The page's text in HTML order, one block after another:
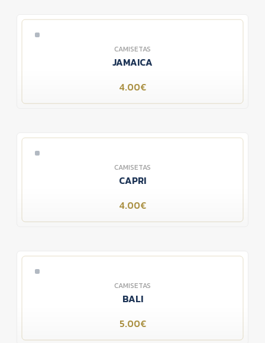
CAMISETAS
JAMAICA
4.00€
CAMISETAS
CAPRI
4.00€
CAMISETAS
BALI
5.00€